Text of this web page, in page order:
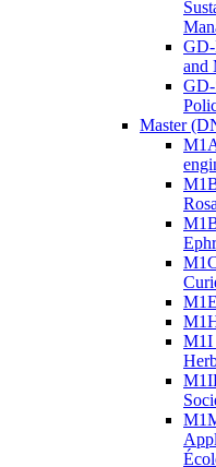
and
GD-
Master
M1I